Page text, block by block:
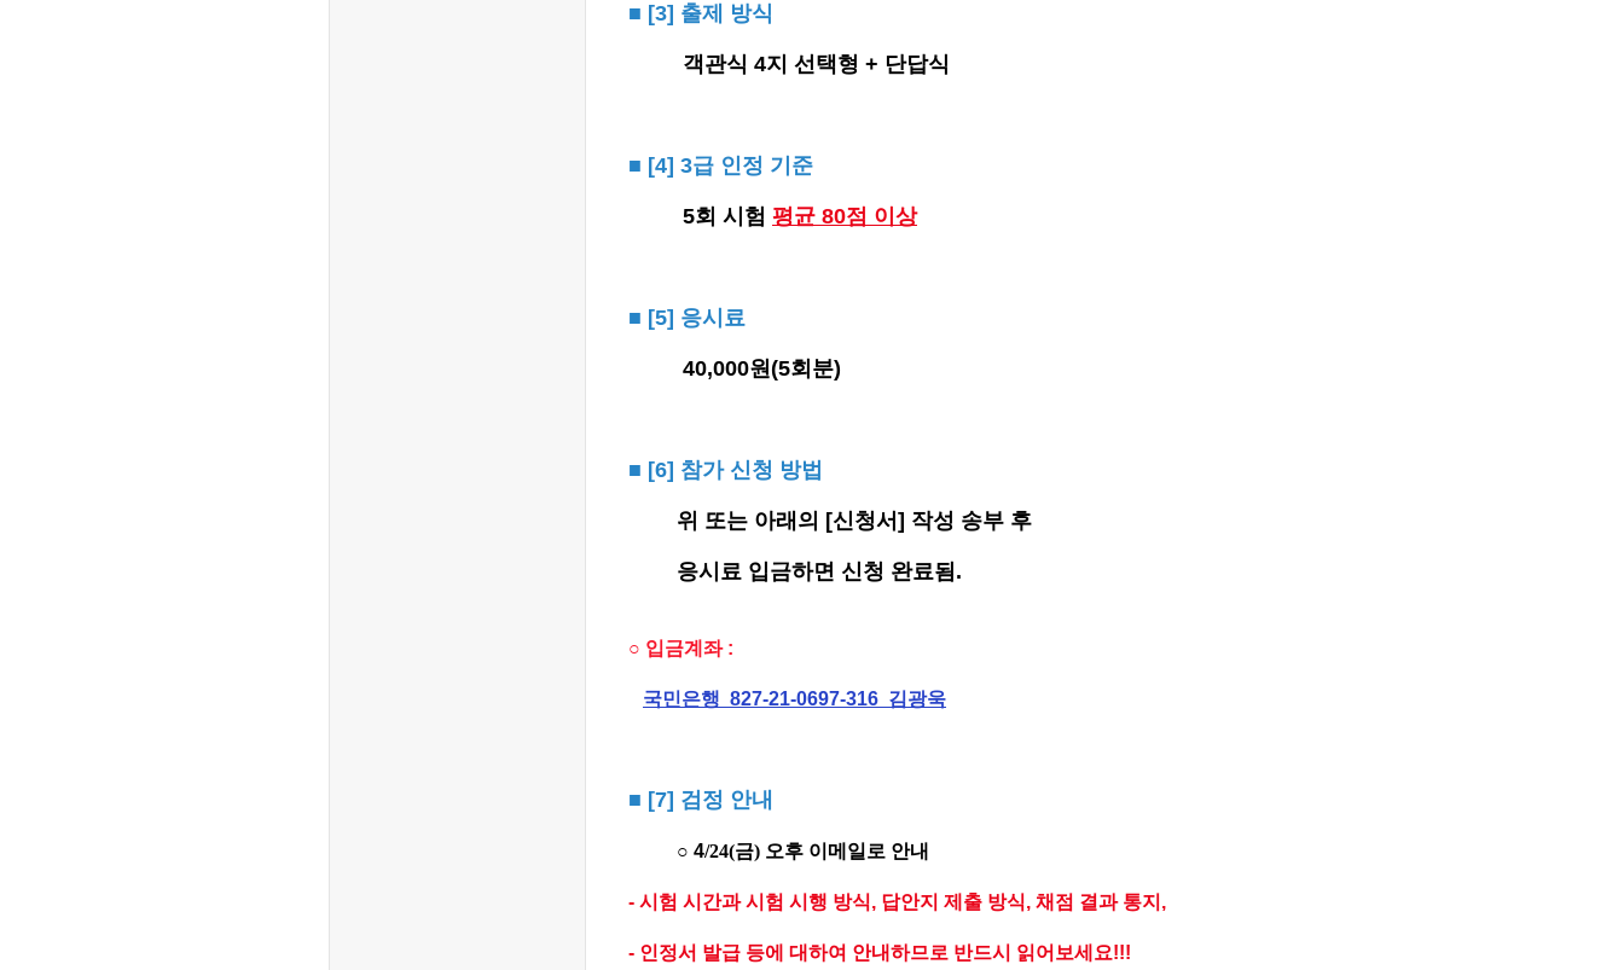
■ [3] 출제 방식
객관식 4지 선택형 + 단답식
■ [4] 3급 인정 기준
5회 시험 평균 80점 이상
■ [5] 응시료
40,000원(5회분)
■ [6] 참가 신청 방법
위 또는 아래의 [신청서] 작성 송부 후
응시료 입금하면 신청 완료됨.
○ 입금계좌 :
국민은행 827-21-0697-316 김광욱
■ [7] 검정 안내
○ 4/24(금) 오후 이메일로 안내
- 시험 시간과 시험 시행 방식, 답안지 제출 방식, 채점 결과 통지,
- 인정서 발급 등에 대하여 안내하므로 반드시 읽어보세요!!!